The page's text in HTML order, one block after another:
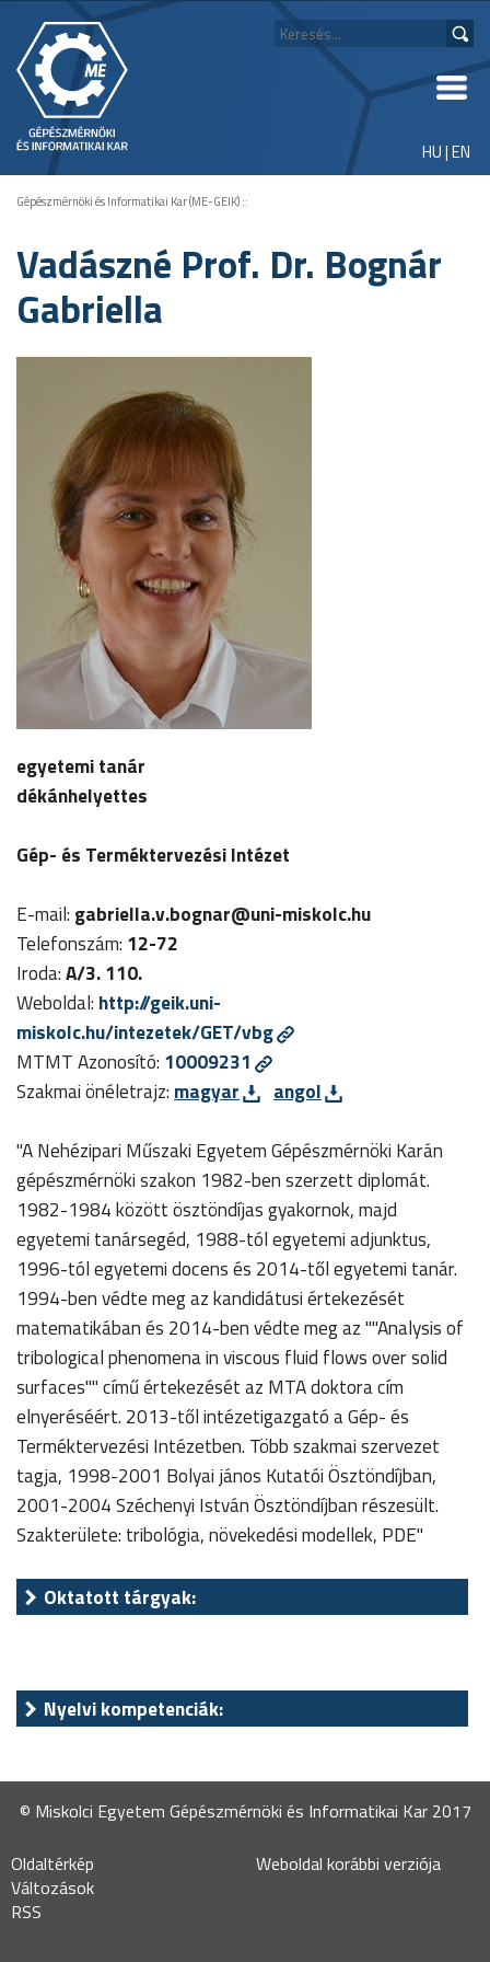
HU|EN
Gépészmérnöki és Informatikai Kar (ME-GEIK)::
Vadászné Prof. Dr. Bognár
Gabriella
egyetemi tanár
dékánhelyettes
Gép- és Terméktervezési Intézet
E-mail: gabriella.v.bognar@uni-miskolc.hu
Telefonszám: 12-72
Iroda:A/3. 110.
Weboldal: http://geik.uni-
miskolc.hu/intezetek/GET/vbg
MTMT Azonosító: 10009231
Szakmai önéletrajz:magyar
angol
"A Nehézipari Műszaki Egyetem Gépészmérnöki Karán
gépészmérnöki szakon 1982-ben szerzett diplomát.
1982-1984 között ösztöndíjas gyakornok, majd
egyetemi tanársegéd, 1988-tól egyetemi adjunktus,
1996-tól egyetemi docens és 2014-től egyetemi tanár.
1994-ben védte meg az kandidátusi értekezését
matematikában és 2014-ben védte meg az ""Analysis of
tribological phenomena in viscous fluid flows over solid
surfaces"" című értekezését az MTA doktora cím
elnyeréséért. 2013-től intézetigazgató a Gép- és
Terméktervezési Intézetben. Több szakmai szervezet
tagja, 1998-2001 Bolyai jános Kutatói Ösztöndíjban,
2001-2004 Széchenyi István Ösztöndíjban részesült.
Szakterülete: tribológia, növekedési modellek, PDE"
Oktatott tárgyak:
Nyelvi kompetenciák:
© Miskolci Egyetem Gépészmérnöki és Informatikai Kar 2017
Oldaltérkép
Változások
RSS
Weboldal korábbi verziója